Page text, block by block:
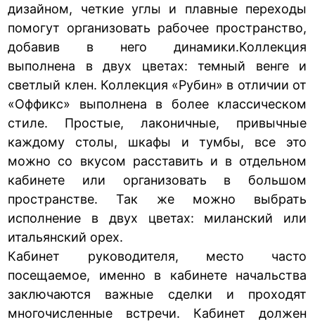
дизайном, четкие углы и плавные переходы
помогут организовать рабочее пространство,
добавив в него динамики.Коллекция
выполнена в двух цветах: темный венге и
светлый клен. Коллекция «Рубин» в отличии от
«Оффикс» выполнена в более классическом
стиле. Простые, лаконичные, привычные
каждому столы, шкафы и тумбы, все это
можно со вкусом расставить и в отдельном
кабинете или организовать в большом
пространстве. Так же можно выбрать
исполнение в двух цветах: миланский или
итальянский орех.
Кабинет руководителя, место часто
посещаемое, именно в кабинете начальства
заключаются важные сделки и проходят
многочисленные встречи. Кабинет должен